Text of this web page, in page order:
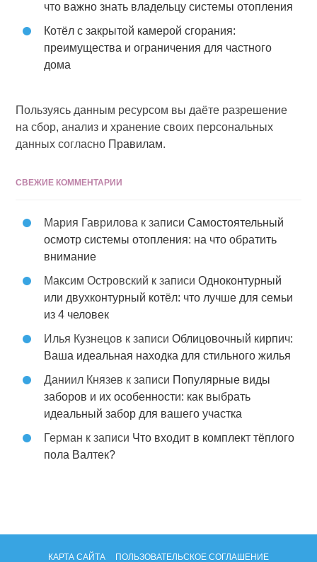
что важно знать владельцу системы отопления
Котёл с закрытой камерой сгорания:
преимущества и ограничения для частного
дома
Пользуясь данным ресурсом вы даёте разрешение
на сбор, анализ и хранение своих персональных
данных согласно Правилам.
СВЕЖИЕ КОММЕНТАРИИ
Мария Гаврилова к записиСамостоятельный
осмотр системы отопления: на что обратить
внимание
Максим Островский к записиОдноконтурный
или двухконтурный котёл: что лучше для семьи
из 4 человек
Илья Кузнецов к записиОблицовочный кирпич:
Ваша идеальная находка для стильного жилья
Даниил Князев к записи Популярные виды
заборов и их особенности: как выбрать
идеальный забор для вашего участка
Герман к записи Что входит в комплект тёплого
пола Валтек?
КАРТА САЙТА ПОЛЬЗОВАТЕЛЬСКОЕ СОГЛАШЕНИЕ